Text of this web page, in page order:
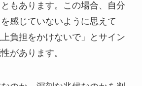
もあります。この場合、自分
感じていないように思えて
負担をかけないで」とサイン
があります。